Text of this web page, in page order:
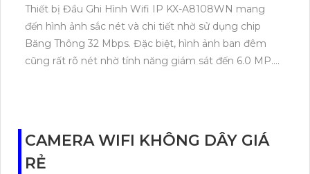
Thiết bị Đầu Ghi Hình Wifi IP KX-A8108WN mang
đến hình ảnh sắc nét và chi tiết nhờ sử dụng chip
Băng Thông 32 Mbps. Đặc biệt, hình ảnh ban đêm
cũng rất rõ nét nhờ tính năng giám sát đến 6.0 MP.
hỗ trợ, giúp người dùng theo dõi và quản lý an ninh
một cách dễ dàng.
CAMERA WIFI KHÔNG DÂY GIÁ
RẺ